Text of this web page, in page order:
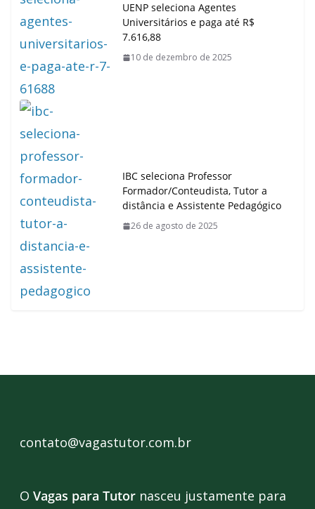
UENP seleciona Agentes
Universitários e paga até R$
7.616,88
10 de dezembro de 2025
IBC seleciona Professor
Formador/Conteudista, Tutor a
distância e Assistente Pedagógico
26 de agosto de 2025
contato@vagastutor.com.br
O Vagas para Tutor nasceu justamente para